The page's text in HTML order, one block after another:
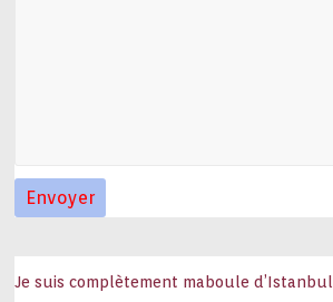
Je suis complètement maboule d’Istanbul